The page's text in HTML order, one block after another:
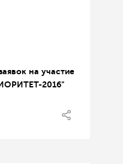
на участие
2016"